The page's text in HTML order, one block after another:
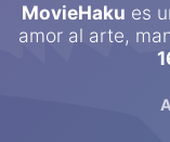
MovieHaku es
amor al arte,